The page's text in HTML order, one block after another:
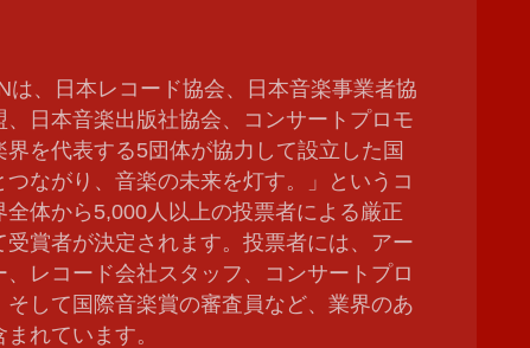
は、日本レコード協会、日本音楽事業者協
日本音楽出版社協会、コンサートプロモ
を代表する5団体が協力して設立した国
ながり、音楽の未来を灯す。」というコ
体から5,000人以上の投票者による厳正
賞者が決定されます。投票者には、アー
レコード会社スタッフ、コンサートプロ
して国際音楽賞の審査員など、業界のあ
れています。